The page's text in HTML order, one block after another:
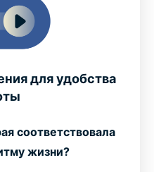
для удобства
соответствовала
жизни?